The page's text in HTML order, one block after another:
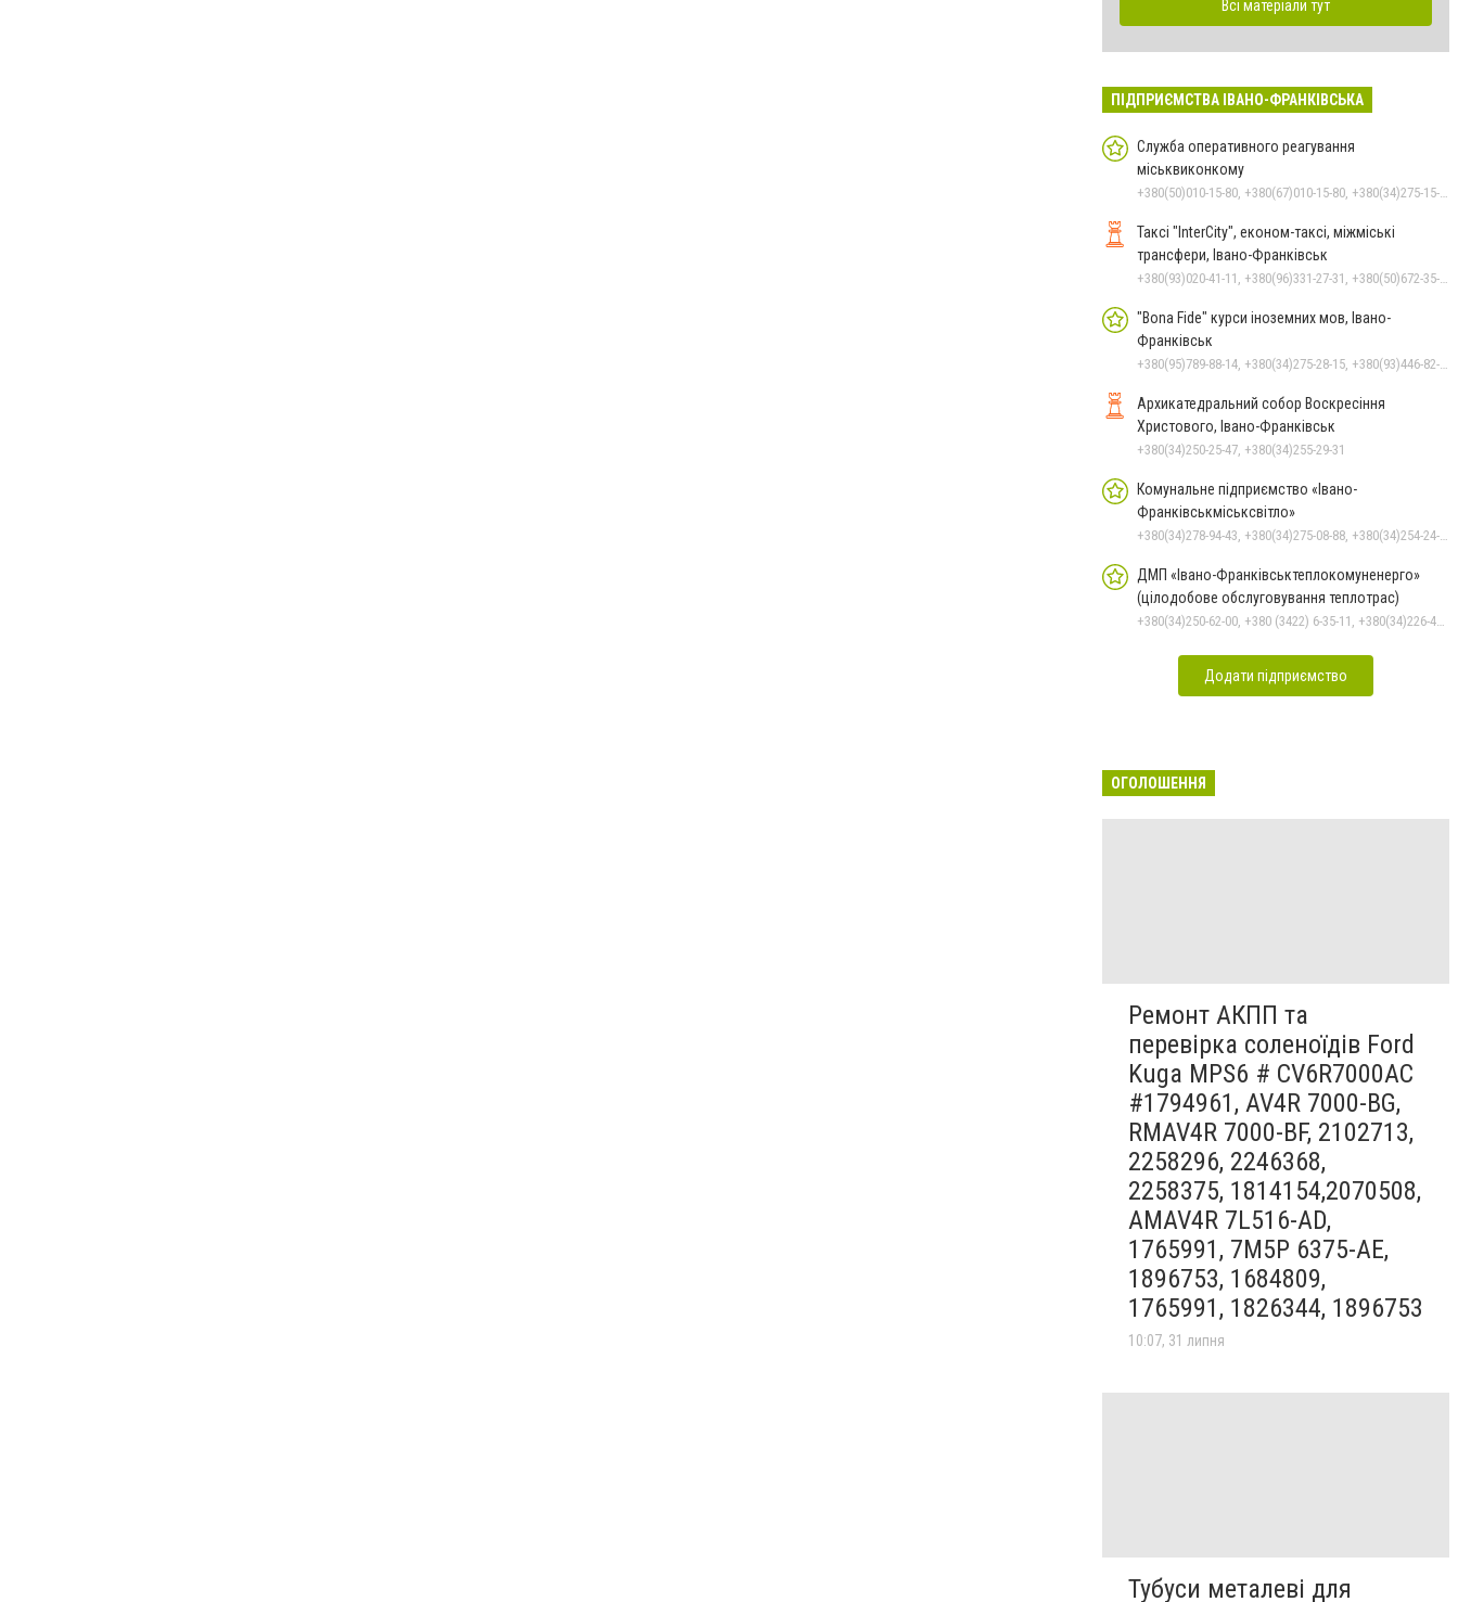
Всі матеріали тут
ПІДПРИЄМСТВА ІВАНО-ФРАНКІВСЬКА
Служба оперативного реагування
міськвиконкому
Таксі "InterCity", економ-таксі, міжміські
трансфери, Івано-Франківськ
"Bona Fide" курси іноземних мов, Івано-
Франківськ
Архикатедральний собор Воскресіння
Христового, Івано-Франківськ
+380(34)250-25-47, +380(34)255-29-31
Комунальне підприємство «Івано-
Франківськміськсвітло»
ДМП «Івано-Франківськтеплокомуненерго»
(цілодобове обслуговування теплотрас)
Додати підприємство
ОГОЛОШЕННЯ
Ремонт АКПП та
перевірка соленоїдів Ford
Kuga MPS6 # CV6R7000AC
#1794961, AV4R 7000-BG,
RMAV4R 7000-BF, 2102713,
2258296, 2246368,
2258375, 1814154,2070508,
AMAV4R 7L516-AD,
1765991, 7M5P 6375-AE,
1896753, 1684809,
1765991, 1826344, 1896753
10:07, 31 липня
Тубуси металеві для